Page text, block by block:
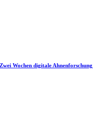
Wochen digitale